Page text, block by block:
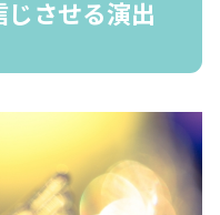
させる演出